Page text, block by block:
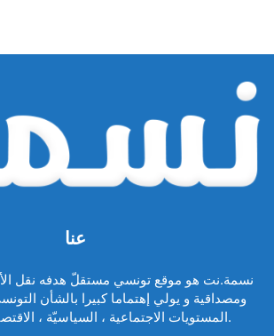
عنا
نسمة.نت هو موقع تونسي مستقلّ هدفه نقل
ومصداقية و يولي إهتماما كبيرا بالشأن
المستويات الاجتماعية ، السياسيّة ، الاقتصادية و الرياضية.